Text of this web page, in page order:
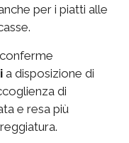
per i piatti alle
a disposizione di
di
e resa più